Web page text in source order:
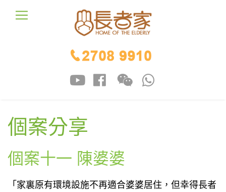
個案分享
個案十一 陳婆婆
「家裏原有環境設施不再適合婆婆居住，但幸得長者